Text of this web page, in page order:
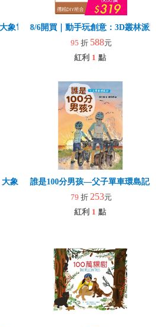
象電子琴8/6開買｜動手玩創意：3D叢林派
95 折 588元
紅利 1 點
象拉拉樂(玩具)
誰是100分男孩—父子單車環島記
79 折 253元
紅利 1 點